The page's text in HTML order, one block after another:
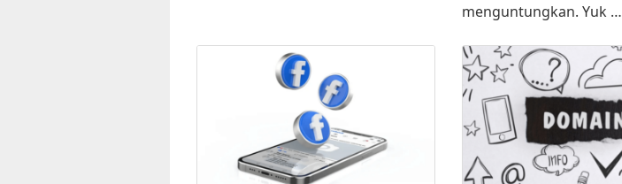
menguntungkan. Yuk …